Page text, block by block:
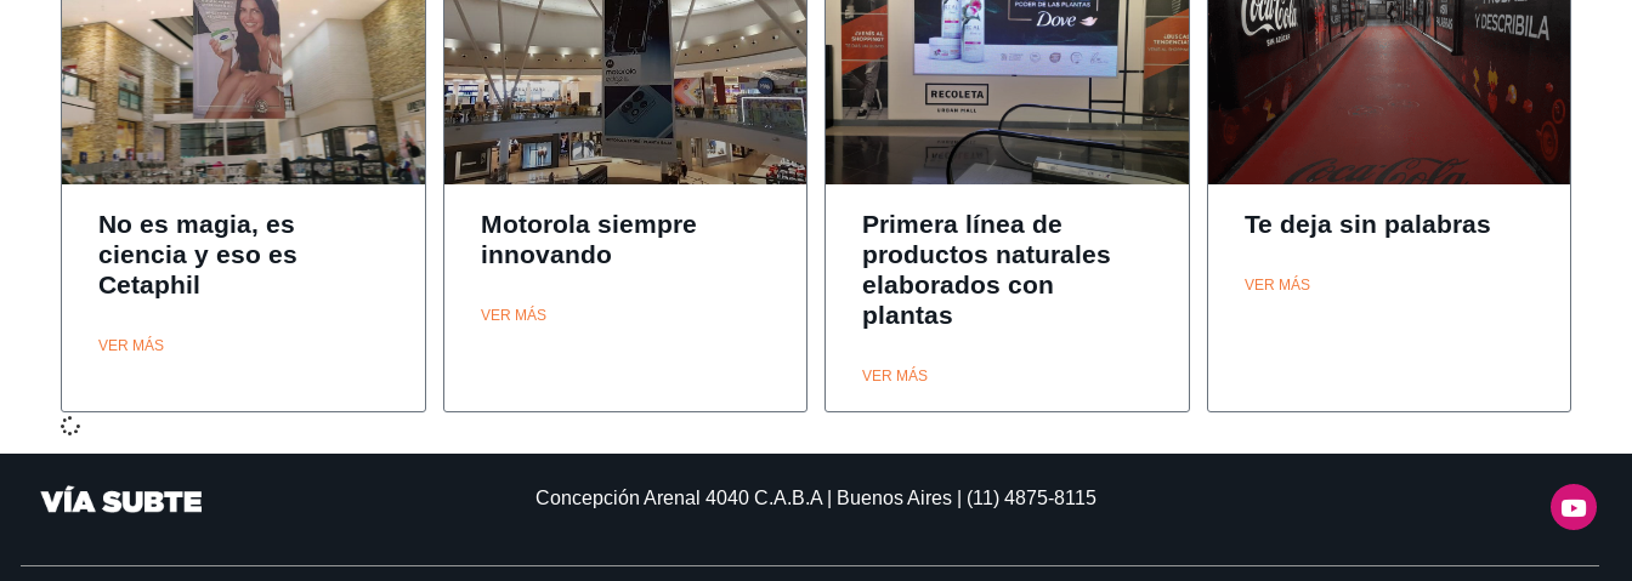
No es magia, es
ciencia y eso es
Cetaphil
VER MÁS
Motorola siempre
innovando
VER MÁS
Primera línea de
productos naturales
elaborados con
plantas
VER MÁS
Te deja sin palabras
VER MÁS
Concepción Arenal 4040C.A.B.A | Buenos Aires | (11) 4875-8115